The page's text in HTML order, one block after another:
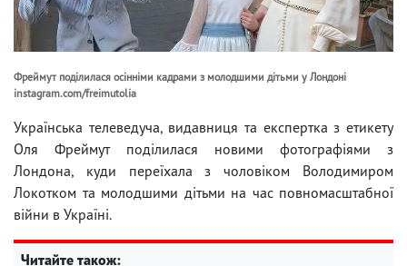
Фреймут поділилася осінніми кадрами з молодшими дітьми у Лондоні
instagram.com/freimutolia
Українська телеведуча, видавниця та експертка з етикету
Оля Фреймут поділилася новими фотографіями з
Лондона, куди переїхала з чоловіком Володимиром
Локотком та молодшими дітьми на час повномасштабної
війни в Україні.
Читайте також: